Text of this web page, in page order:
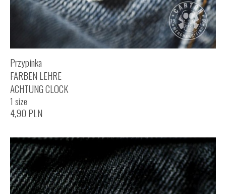
Przypinka
FARBEN LEHRE
ACHTUNG CLOCK
1 size
4,90 PLN